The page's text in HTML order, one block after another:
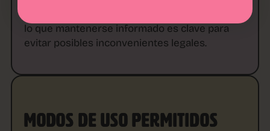
lo que mantenerse informado es clave para
evitar posibles inconvenientes legales.
MODOS DE USO PERMITIDOS